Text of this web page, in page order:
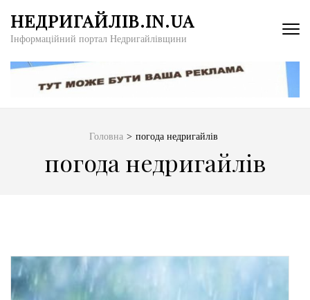
вмісту
Enter)
НЕДРИГАЙЛІВ.IN.UA
Інформаційний портал Недригайлівщини
Головна > погода недригайлів
погода недригайлів